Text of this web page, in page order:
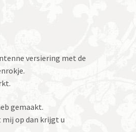
versiering met de
gemaakt.
op dan krijgt u